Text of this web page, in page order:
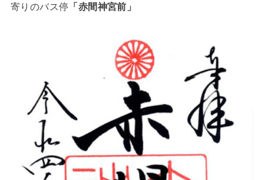
寄りのバス停 「赤間神宮前」